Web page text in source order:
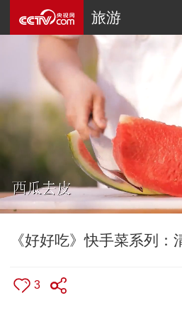
旅游
《好好吃》快手菜系列：
3